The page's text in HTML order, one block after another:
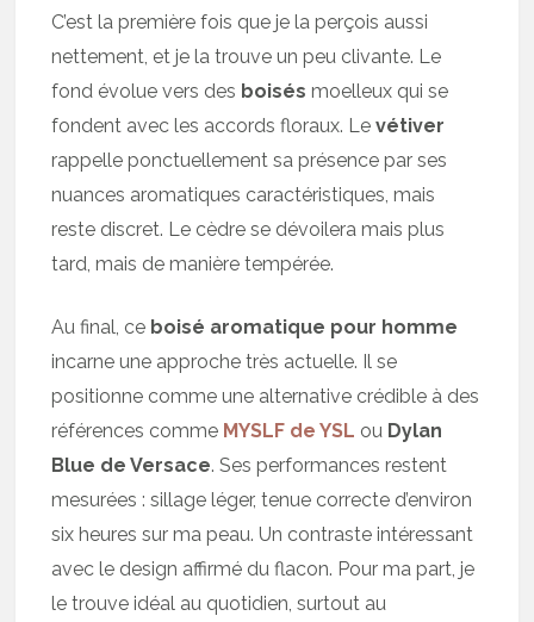
C’est la première fois que je la perçois aussi
nettement, et je la trouve un peu clivante. Le
fond évolue vers des boisés moelleux qui se
fondent avec les accords floraux. Levétiver
rappelle ponctuellement sa présence par ses
nuances aromatiques caractéristiques, mais
reste discret. Le cèdre se dévoilera mais plus
tard, mais de manière tempérée.
Au final, ce boisé aromatique pour homme
incarne une approche très actuelle. Il se
positionne comme une alternative crédible à des
références comme MYSLF de YSL ou Dylan
Blue de Versace. Ses performances restent
mesurées : sillage léger, tenue correcte d’environ
six heures sur ma peau. Un contraste intéressant
avec le design affirmé du flacon. Pour ma part, je
le trouve idéal au quotidien, surtout au